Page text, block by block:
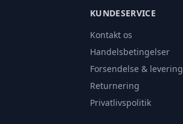
KUNDESERVICE
Kontakt os
Handelsbetingelser
Forsendelse & levering
Returnering
Privatlivspolitik